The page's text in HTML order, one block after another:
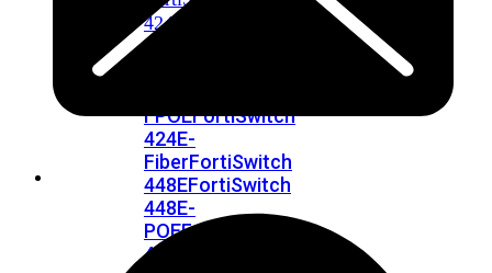
424E
424E-
FPOEFortiSwitch
424E-
FiberFortiSwitch
448EFortiSwitch
448E-
POEFortiSwitch
448E-